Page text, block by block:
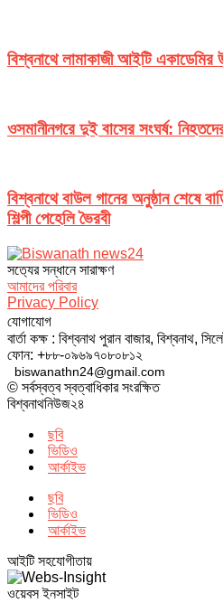
বিশ্বনাথে লামাকাজী আইটি একাডেমির
ওসমানীনগরে দুই বাসের সংঘর্ষ:
বিশ্বনাথে বাউল গানের অনুষ্ঠান শেষে
শিল্পী পেহেলি ভৈরবী
সত‌্যের সন্ধানে সারাক্ষণ
আমাদের পরিবার
Privacy Policy
যোগাযোগ
বার্তা কক্ষ : বিশ্বনাথ পুরান বাজার, বিশ্বনাথ,
ফোন: +৮৮-০৯৬৯৭০৮০৮১২
biswanathn24@gmail.com
© সর্বস্বত্ব স্বত্বাধিকার সংরক্ষিত
বিশ্বনাথনিউজ২৪
ছবি
ভিডিও
আর্কাইভ
ছবি
ভিডিও
আর্কাইভ
আইটি সহযোগীতায়
ওয়েবস ইনসাইট